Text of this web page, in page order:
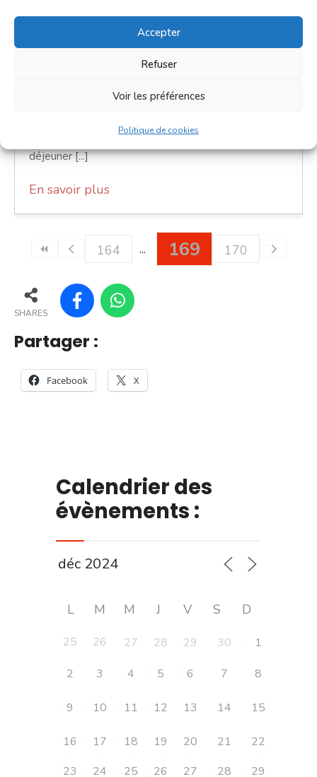
Accepter
Refuser
Voir les préférences
Politique de cookies
9h00 - 12h00
Place de la République
Le petit marché du dimanche est un moment de
marché où l'on trouve l'essentiel pour le petit
déjeuner [...]
En savoir plus
164 169 170
SHARES
Partager :
Facebook X
Calendrier des
évènements :
L M M J V S D
25 26 27 28 29 30
1
2
3 4 5 6 7 8
9 10 11 12 13 14 15
16 17 18 19 20 21
22
23
24 25 26 27 28
29